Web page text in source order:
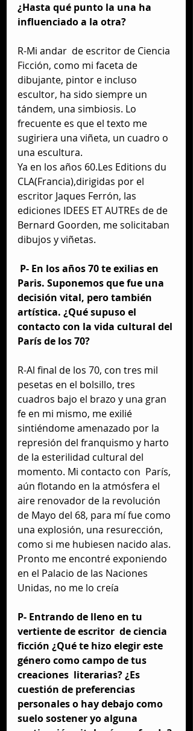
¿Hasta qué punto la una ha
influenciado a la otra?
R-Mi andar  de escritor de Ciencia
Ficción, como mi faceta de
dibujante, pintor e incluso
escultor, ha sido siempre un
tándem, una simbiosis. Lo
frecuente es que el texto me
sugiriera una viñeta, un cuadro o
una escultura.
Ya en los años 60.Les Editions du
CLA(Francia),dirigidas por el
escritor Jaques Ferrón, las
ediciones IDEES ET AUTREs de de
Bernard Goorden, me solicitaban
dibujos y viñetas.
P- En los años 70 te exilias en
Paris. Suponemos que fue una
decisión vital, pero también
artística. ¿Qué supuso el
contacto con la vida cultural del
París de los 70?
R-Al final de los 70, con tres mil
pesetas en el bolsillo, tres
cuadros bajo el brazo y una gran
fe en mi mismo, me exilié
sintiéndome amenazado por la
represión del franquismo y harto
de la esterilidad cultural del
momento. Mi contacto con  París,
aún flotando en la atmósfera el
aire renovador de la revolución
de Mayo del 68, para mí fue como
una explosión, una resurección,
como si me hubiesen nacido alas.
Pronto me encontré exponiendo
en el Palacio de las Naciones
Unidas, no me lo creía
P- Entrando de lleno en tu
vertiente de escritor  de ciencia
ficción ¿Qué te hizo elegir este
género como campo de tus
creaciones  literarias? ¿Es
cuestión de preferencias
personales o hay debajo como
suelo sostener yo alguna